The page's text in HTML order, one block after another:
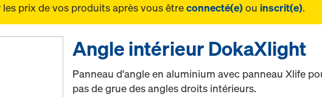
prix de vos produits après vous êtreconnecté(e)ou inscrit(e).
Angle intérieur DokaXlight
Panneau d'angle en aluminium avec panneau Xlife
pas de grue des angles droits intérieurs.